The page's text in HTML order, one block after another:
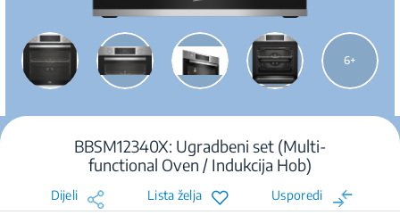
6
BBSM12340X: Ugradbeni set (Multi-
functional Oven / Indukcija Hob)
Dijeli Lista želja Usporedi